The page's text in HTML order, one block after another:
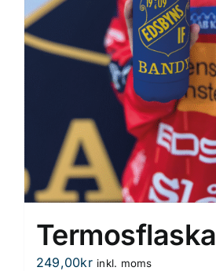
Termosflaska
249,00kr inkl. moms